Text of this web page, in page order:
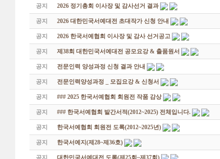
공지 2026 정기총회 이사장 및 감사선거 결과
공지 2026 대한민국서예대전 초대작가 신청 안내
공지 2026 한국서예협회 이사장 및 감사 선거공고
공지 제38회 대한민국서예대전 공모요강 & 출품원서
공지 전문인력 양성과정 신청 결과 안내
공지 전문인력양성과정 _ 모집요강 & 신청서
공지 ### 2025 한국서예협회 회원전 작품 감상
공지 ### 한국서예협회 발간서적(2012~2025) 전체입니다.
공지 한국서예협회 회원전 도록(2012~2025년)
공지 한국서예지(제28~제36호)
공지 대한민국서예대전 도록(제25회~제37회)